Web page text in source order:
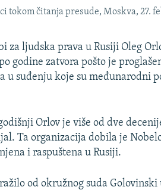
tokom čitanja presude, Moskva, 27.
za ljudska prava u Rusiji Oleg
godine zatvora pošto je
u suđenju koje su međunarodni
Orlov je više od dve
Ta organizacija dobila je
i raspuštena u Rusiji.
od okružnog suda